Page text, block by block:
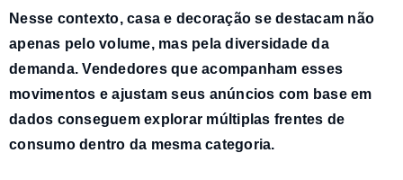
Nesse contexto, casa e decoração se destacam não
apenas pelo volume, mas pela diversidade da
demanda. Vendedores que acompanham esses
movimentos e ajustam seus anúncios com base em
dados conseguem explorar múltiplas frentes de
consumo dentro da mesma categoria.